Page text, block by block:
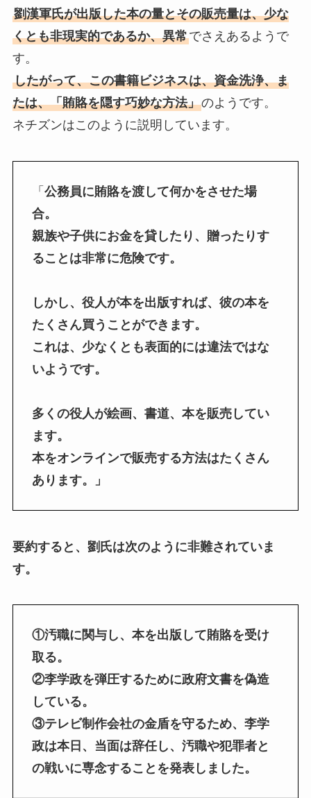
劉漢軍氏が出版した本の量とその販売量は、少な
くとも非現実的であるか、異常でさえあるようで
す。
したがって、この書籍ビジネスは、資金洗浄、ま
たは、「賄賂を隠す巧妙な方法」のようです。
ネチズンはこのように説明しています。
「 公務員に賄賂を渡して何かをさせた場
合。
親族や子供にお金を貸したり、贈ったりす
ることは非常に危険です。
しかし、役人が本を出版すれば、彼の本を
たくさん買うことができます。
これは、少なくとも表面的には違法ではな
いようです。
多くの役人が絵画、書道、本を販売してい
ます。
本をオンラインで販売する方法はたくさん
あります。」
要約すると、劉氏は次のように非難されていま
す。
①汚職に関与し、本を出版して賄賂を受け
取る。
②李学政を弾圧するために政府文書を偽造
している。
③テレビ制作会社の金盾を守るため、李学
政は本日、当面は辞任し、汚職や犯罪者と
の戦いに専念することを発表しました。